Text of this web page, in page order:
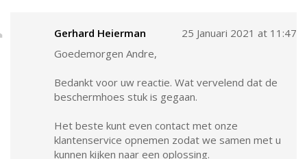
Gerhard Heierman
25 Januari 2021 at 11:47
Goedemorgen Andre,
Bedankt voor uw reactie. Wat vervelend dat de
beschermhoes stuk is gegaan.
Het beste kunt even contact met onze
klantenservice opnemen zodat we samen met u
kunnen kijken naar een oplossing.